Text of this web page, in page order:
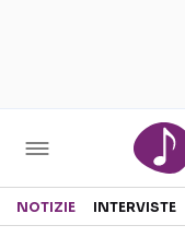
Sezioni
NOTIZIE INTERVISTE